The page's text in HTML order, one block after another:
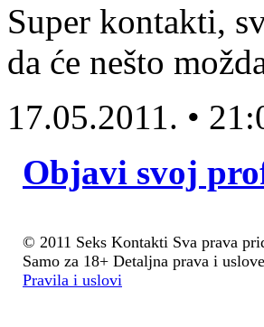
Super kontakti,
da će nešto
17.05.2011. •
Objavi svoj
© 2011 Seks Kontakti Sva prava
Samo za 18+ Detaljna prava i
Pravila i uslovi